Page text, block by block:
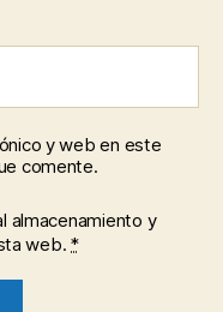
y web en este
comente.
almacenamiento y
web.*